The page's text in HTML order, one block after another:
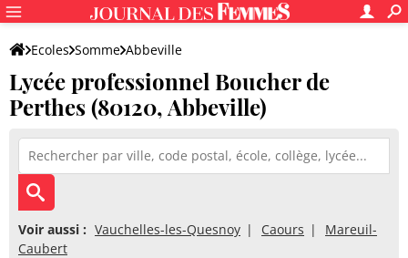
Ecoles Somme Abbeville
Lycée professionnel Boucher de Perthes
Lycée professionnel Boucher de
Perthes (80120, Abbeville)
Voir aussi : Vauchelles-les-Quesnoy Caours
Mareuil-
Caubert